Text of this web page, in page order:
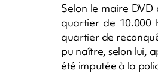
Selon le maire DVD
quartier de 10.000
quartier de
pu naître, selon lui,
été imputée à la